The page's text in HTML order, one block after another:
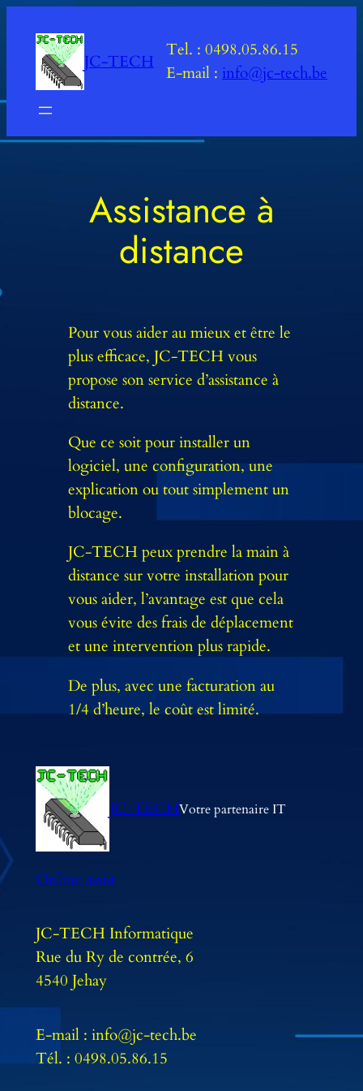
contenu
JC-TECH
Tel. : 0498.05.86.15
E-mail : info@jc-tech.be
Assistance à
distance
Pour vous aider au mieux et être le
plus efficace, JC-TECH vous
propose son service d’assistance à
distance.
Que ce soit pour installer un
logiciel, une configuration, une
explication ou tout simplement un
blocage.
JC-TECH peux prendre la main à
distance sur votre installation pour
vous aider, l’avantage est que cela
vous évite des frais de déplacement
et une intervention plus rapide.
De plus, avec une facturation au
1/4 d’heure, le coût est limité.
JC-TECHVotre partenaire IT
Online assist
JC-TECH Informatique
Rue du Ry de contrée, 6
4540 Jehay
E-mail : info@jc-tech.be
Tél. : 0498.05.86.15